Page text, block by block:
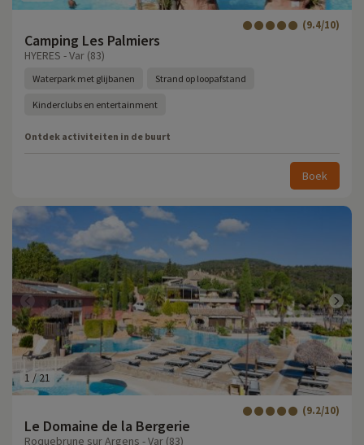
Camping Les Palmiers
(9.4/10)
HYERES - Var (83)
Waterpark met glijbanen Strand op loopafstand
Kinderclubs en entertainment
Ontdek activiteiten in de buurt
Boek
1 /21
Le Domaine de la Bergerie
(9.2/10)
Roquebrune sur Argens - Var (83)